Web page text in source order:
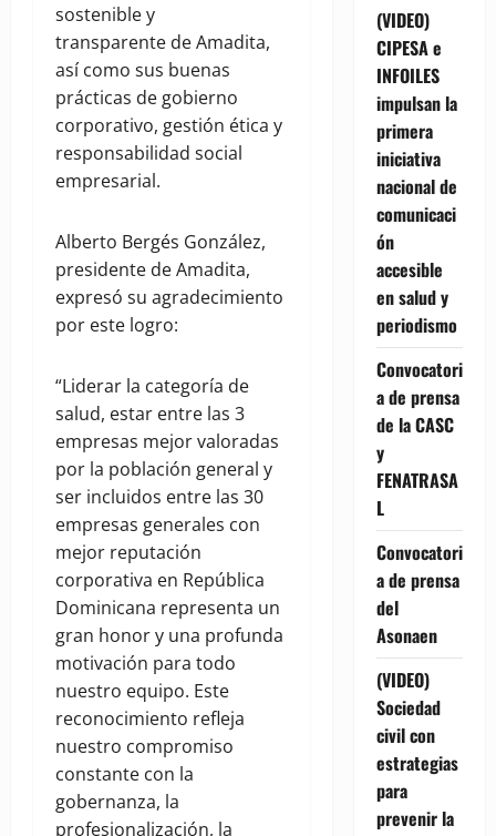
sostenible y
transparente de Amadita,
así como sus buenas
prácticas de gobierno
corporativo, gestión ética y
responsabilidad social
empresarial.
Alberto Bergés González,
presidente de Amadita,
expresó su agradecimiento
por este logro:
“Liderar la categoría de
salud, estar entre las 3
empresas mejor valoradas
por la población general y
ser incluidos entre las 30
empresas generales con
mejor reputación
corporativa en República
Dominicana representa un
gran honor y una profunda
motivación para todo
nuestro equipo. Este
reconocimiento refleja
nuestro compromiso
constante con la
gobernanza, la
profesionalización, la
(VIDEO)
CIPESA e
INFOILES
impulsan la
primera
iniciativa
nacional de
comunicaci
ón
accesible
en salud y
periodismo
Convocatori
a de prensa
de la CASC
y
FENATRASA
L
Convocatori
a de prensa
del
Asonaen
(VIDEO)
Sociedad
civil con
estrategias
para
prevenir la